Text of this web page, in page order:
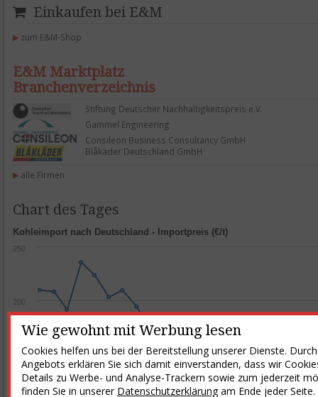
Wie gewohnt mit Werbung lesen
Cookies helfen uns bei der Bereitstellung unserer Dienste.
Angebots erklären Sie sich damit einverstanden, dass wir
Details zu Werbe- und Analyse-Trackern sowie zum jederzeit
finden Sie in unserer Datenschutzerklärungam Ende jeder Seite.
Einkaufen bei E&M
zum E&M-Shop
E&M Marktplatz
Branchenverzeichnis
Stiftung Deutscher Nachhaltigkeitspreis e.V.
Gammel Engineering
Consileon Business Consultancy GmbH
Blåkäder Deutschland GmbH
alle Firmen
Chart des Tages
150
200
250
Kohleimport nach Deutschland - Importpreis (€/t)